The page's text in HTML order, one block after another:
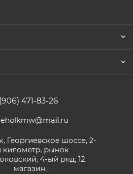
471-83-26
Георгиевское шоссе, 2-
километр, рынок
4-ый ряд, 12
магазин.